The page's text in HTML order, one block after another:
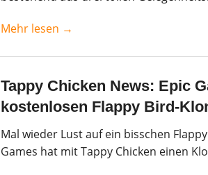
Mehr lesen →
Tappy Chicken News: Epic
kostenlosen Flappy Bird-
Mal wieder Lust auf ein bisschen
Games hat mit Tappy Chicken einen